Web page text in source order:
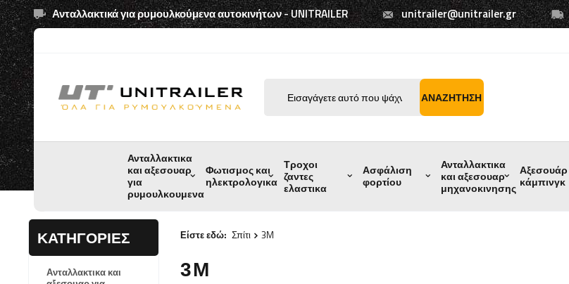
Ανταλλακτικά για ρυμουλκούμενα αυτοκινήτων - UNITRAILER unitrailer@unitrailer.gr
ΑΝΑΖΉΤΗΣΗ
Ανταλλακτικα
και αξεσουαρ
για
ρυμουλκουμενα
Φωτισμος και
ηλεκτρολογικα
Τροχοι
ζαντες
ελαστικα
Ασφάλιση
φορτίου
Ανταλλακτικα
και αξεσουαρ
μηχανοκινησης
Αξεσουάρ
κάμπινγκ
ΚΑΤΗΓΟΡΊΕΣ
Ανταλλακτικα και
Είστε εδώ: Σπίτι 3M
3M